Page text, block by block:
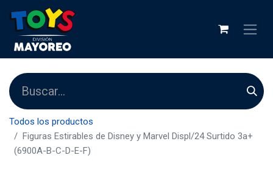
Todos los productos
Figuras Estirables de Disney y Marvel Displ/24 Surtido 3a+
(6900A-B-C-D-E-F)